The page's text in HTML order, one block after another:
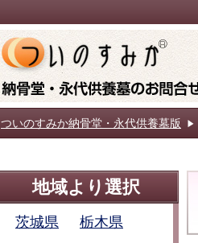
ついのすみか納骨堂・永代供養墓版
地域より選択
茨城県 栃木県